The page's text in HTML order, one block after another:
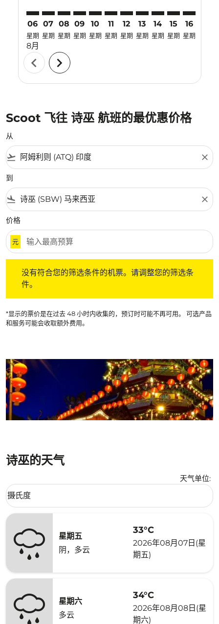
06
星期
8月
07
星期
08
星期
09
星期
10
星期
11
星期
12
星期
13
星期
14
星期
15
星期
16
星期
chevron_left chevron_right
Scoot 飞往 诗巫 航班的最优惠价格
从
flight_takeoff close
到
flight_land close
价格
元
没有符合您的筛选条件的机票。请调整您的筛选条
件。
*显示的票价是在过去 48 小时内收集的，预订时可能不再可用。 可选产品
和服务可能会收取额外费用。
诗巫的天气
天气单位:
Weather unit option 摄氏度 Selected
摄氏度
keyboard_arrow_down
星期五
阴，多云
33°C
2026年08月07日(星
期五)
星期六
多云
34°C
2026年08月08日(星
期六)